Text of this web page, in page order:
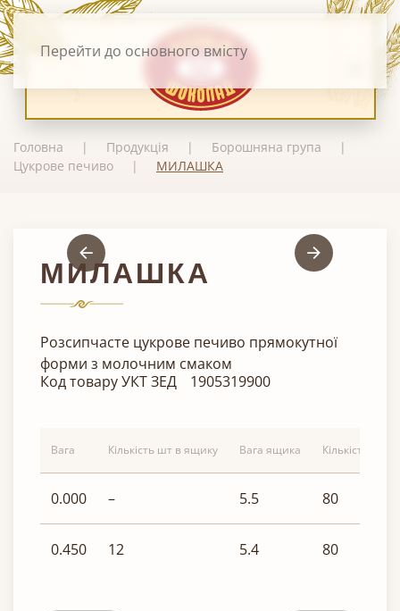
Перейти до основного вмісту
Головна Продукція
Борошняна група
Цукрове печиво
МИЛАШКА
МИЛАШКА
Розсипчасте цукрове печиво прямокутної
форми з молочним смаком
Код товару УКТ ЗЕД
1905319900
Вага Кількість шт в ящику Вага ящика Кількість
0.000 – 5.5 80
0.450 12 5.4 80